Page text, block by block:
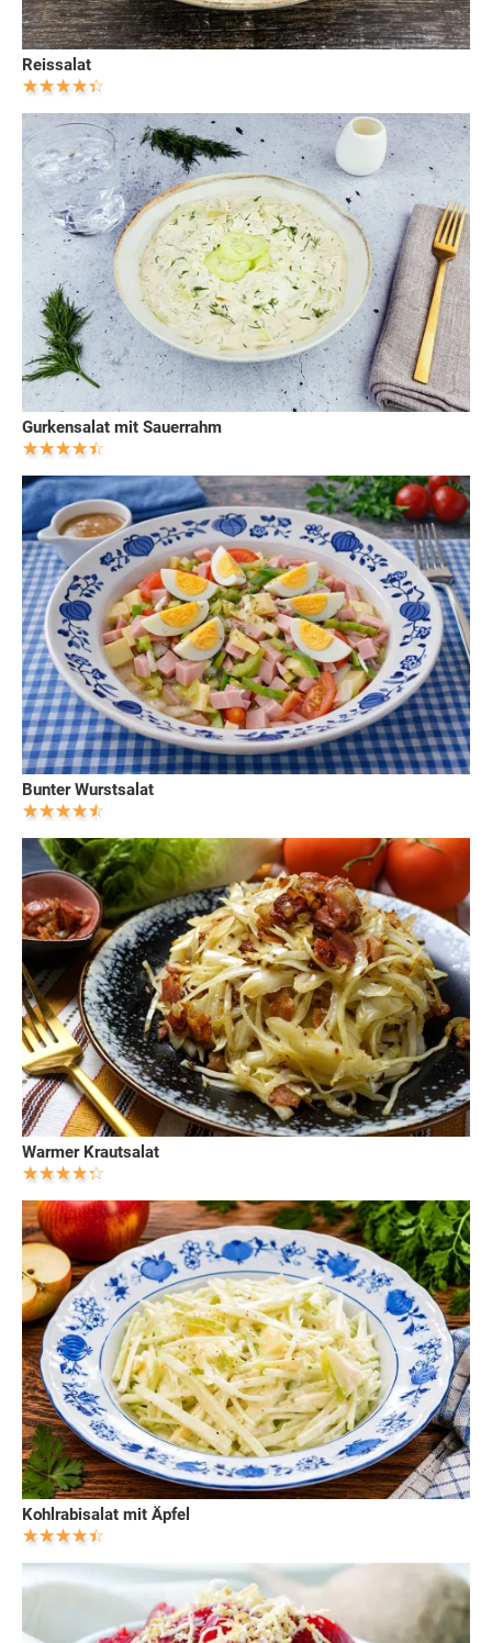
Reissalat
Gurkensalat mit Sauerrahm
Bunter Wurstsalat
Warmer Krautsalat
Kohlrabisalat mit Äpfel